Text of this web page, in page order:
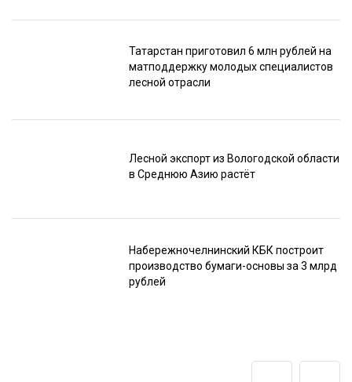
Татарстан приготовил 6 млн рублей на
матподдержку молодых специалистов
лесной отрасли
Лесной экспорт из Вологодской области
в Среднюю Азию растёт
Набережночелнинский КБК построит
производство бумаги-основы за 3 млрд
рублей